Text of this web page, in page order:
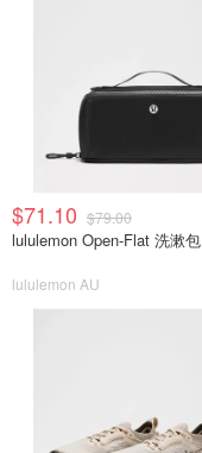
$71.10 $79.00
lululemon Open-Flat 洗漱包
lululemon AU